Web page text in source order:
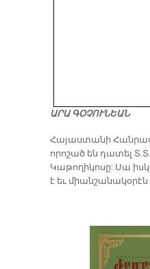
ԱՐԱ ԳՕՉՈՒՆԵԱՆ
​Հայաստանի
որոշած են դատել
Կաթողիկոսը: Սա
է եւ